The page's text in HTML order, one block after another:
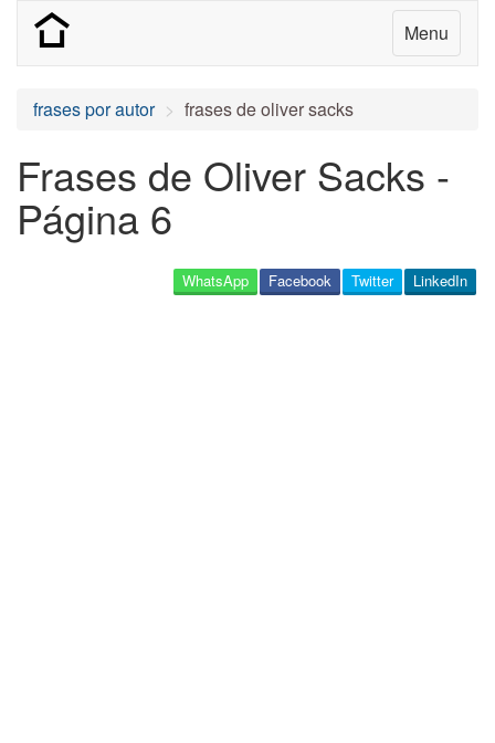
Menu
frases por autor frases de oliver sacks
Frases de Oliver Sacks -
Página 6
LinkedIn
Twitter
Facebook
WhatsApp